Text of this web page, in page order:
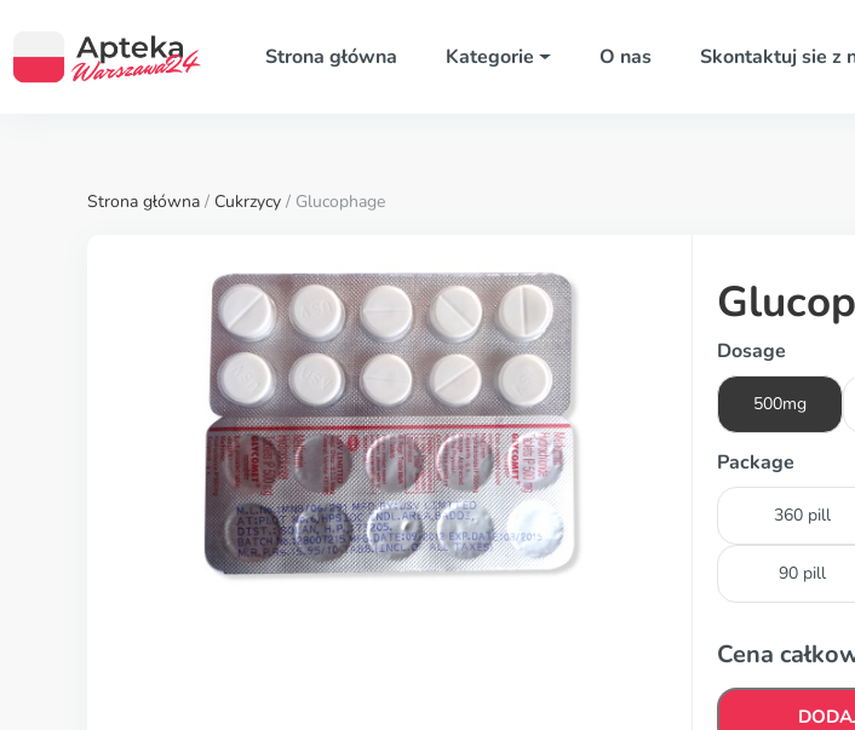
Strona główna Kategorie O nas Skontaktuj sie z
Strona główna / Cukrzycy / Glucophage
Dosage
500mg
Package
360 pill
90 pill
Cena